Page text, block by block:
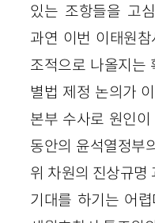
있는 조항들을 고
과연 이번 이태원
조적으로 나올지는
별법 제정 논의가
본부 수사로 원인이
동안의 윤석열정부
위 차원의 진상규명
기대를 하기는 어